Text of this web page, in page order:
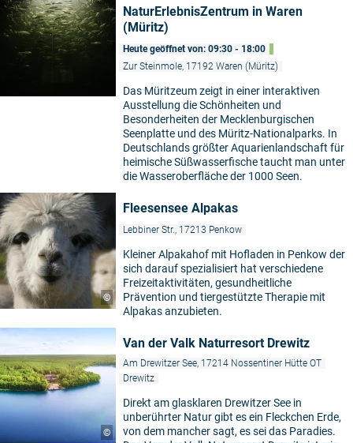
NaturErlebnisZentrum in Waren
(Müritz)
Heute geöffnet von: 09:30 - 18:00
Zur Steinmole, 17192 Waren (Müritz)
Das Müritzeum zeigt in einer interaktiven
Ausstellung die Schönheiten und
Besonderheiten der Mecklenburgischen
Seenplatte und des Müritz-Nationalparks. In
Deutschlands größter Aquarienlandschaft für
heimische Süßwasserfische taucht man unter
die Wasseroberfläche der 1000 Seen.
©
Fleesensee Alpakas
Lebbiner Str., 17213 Penkow
Kleiner Alpakahof mit Hofladen in Penkow der
sich darauf spezialisiert hat verschiedene
Freizeitaktivitäten, gesundheitliche
Prävention und tiergestützte Therapie mit
Alpakas anzubieten.
©
Van der Valk Naturresort Drewitz
Am Drewitzer See, 17214 Nossentiner Hütte OT
Drewitz
Direkt am glasklaren Drewitzer See in
unberührter Natur gibt es ein Fleckchen Erde,
von dem mancher sagt, es sei das Paradies.